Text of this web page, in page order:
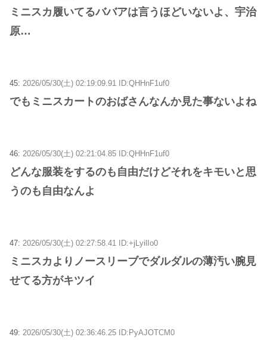
ミニスカ履いてるババアは言うほどいないよ、宇治
原…
45: 2026/05/30(土) 02:19:09.91 ID:QHHnF1uf0
でもミニスカートのおばさんなんか見た事ないよね
46: 2026/05/30(土) 02:21:04.85 ID:QHHnF1uf0
どんな服装をするのも自由だけどそれをキモいと思
うのも自由なんよ
47: 2026/05/30(土) 02:27:58.41 ID:+jLyilIo0
ミニスカよりノースリーブでダルダルの薄汚い腕見
せてる方がキツイ
49: 2026/05/30(土) 02:36:46.25 ID:PyAJOTCM0